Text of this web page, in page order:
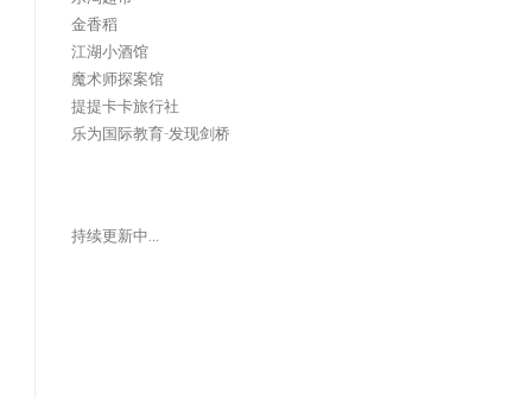
金香稻
江湖小酒馆
魔术师探案馆
提提卡卡旅行社
乐为国际教育-发现剑桥
持续更新中…